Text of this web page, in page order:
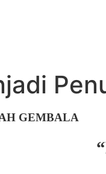
GEMBALA